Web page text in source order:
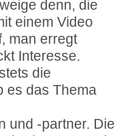
denn, die
einem Video
man erregt
Interesse.
die
es das Thema
und -partner. Die